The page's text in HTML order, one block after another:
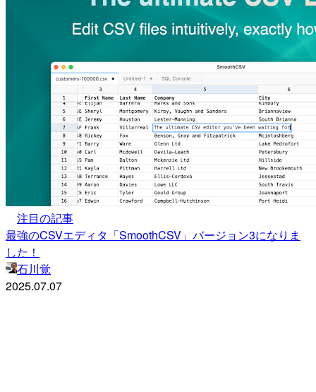
注目の記事
最強のCSVエディタ「SmoothCSV」バージョン3になりま
した！
石川覚
2025.07.07